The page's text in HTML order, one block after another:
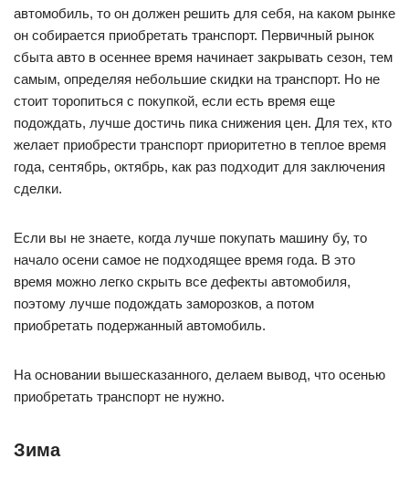
автомобиль, то он должен решить для себя, на каком рынке
он собирается приобретать транспорт. Первичный рынок
сбыта авто в осеннее время начинает закрывать сезон, тем
самым, определяя небольшие скидки на транспорт. Но не
стоит торопиться с покупкой, если есть время еще
подождать, лучше достичь пика снижения цен. Для тех, кто
желает приобрести транспорт приоритетно в теплое время
года, сентябрь, октябрь, как раз подходит для заключения
сделки.
Если вы не знаете, когда лучше покупать машину бу, то
начало осени самое не подходящее время года. В это
время можно легко скрыть все дефекты автомобиля,
поэтому лучше подождать заморозков, а потом
приобретать подержанный автомобиль.
На основании вышесказанного, делаем вывод, что осенью
приобретать транспорт не нужно.
Зима